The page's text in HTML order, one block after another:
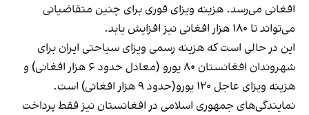
افغانی می‌رسد. هزینه ویزای فوری برای چنین متقاضیانی
می‌تواند تا ۱۸۰ هزار افغانی نیز افزایش یابد.
این در حالی است که هزینه رسمی ویزای سیاحتی ایران برای
شهروندان افغانستان ۸۰ یورو (معادل حدود ۶ هزار افغانی) و
هزینه ویزای عاجل ۱۲۰ یورو(حدود ۹ هزار افغانی) است.
نمایندگی‌های جمهوری اسلامی در افغانستان نیز فقط پرداخت